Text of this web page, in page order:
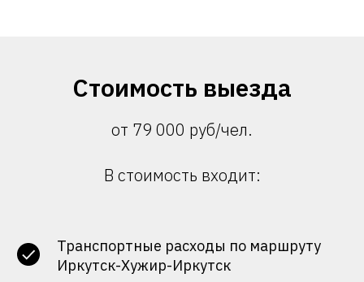
Стоимость выезда
от 79 000 руб/чел.
В стоимость входит:
Транспортные расходы по маршруту
Иркутск-Хужир-Иркутск